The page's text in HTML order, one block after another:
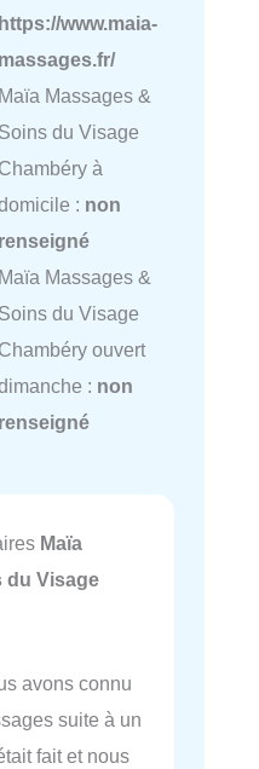
https://www.maia-
massages.fr/
Maïa Massages &
Soins du Visage
Chambéry à
: non
renseigné
Maïa Massages &
Soins du Visage
Chambéry ouvert
: non
renseigné
Maïa
du Visage
avons connu
suite à un
fait et nous